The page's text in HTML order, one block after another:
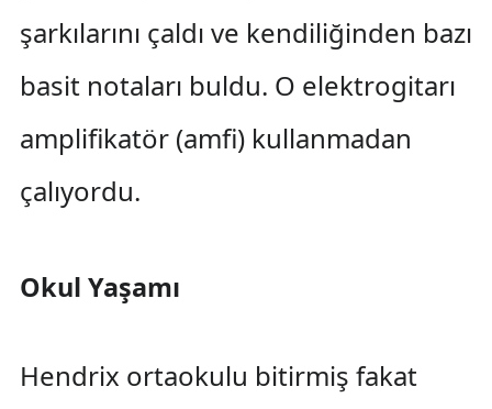
şarkılarını çaldı ve kendiliğinden bazı
basit notaları buldu. O elektrogitarı
amplifikatör (amfi) kullanmadan
çalıyordu.
Okul Yaşamı
Hendrix ortaokulu bitirmiş fakat